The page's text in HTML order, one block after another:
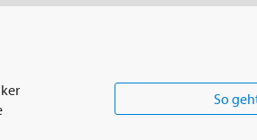
So